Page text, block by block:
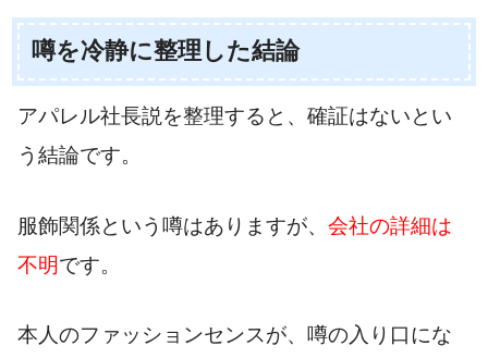
噂を冷静に整理した結論
アパレル社長説を整理すると、確証はないとい
う結論です。
服飾関係という噂はありますが、 会社の詳細は
不明です。
本人のファッションセンスが、噂の入り口にな